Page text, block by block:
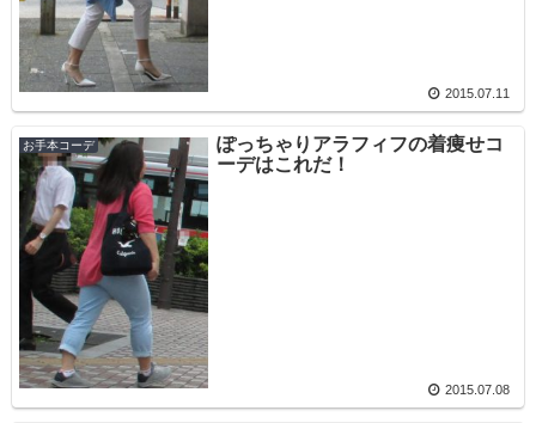
2015.07.11
お手本コーデ
ぽっちゃりアラフィフの着痩せコ
ーデはこれだ！
2015.07.08